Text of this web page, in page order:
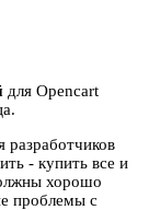
для Opencart
разработчиков
- купить все и
хорошо
проблемы с